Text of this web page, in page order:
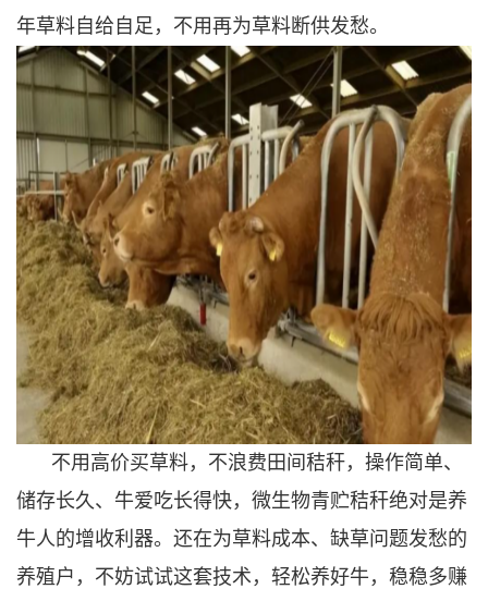
年草料自给自足，不用再为草料断供发愁。
不用高价买草料，不浪费田间秸秆，操作简单、
储存长久、牛爱吃长得快，微生物青贮秸秆绝对是养
牛人的增收利器。还在为草料成本、缺草问题发愁的
养殖户，不妨试试这套技术，轻松养好牛，稳稳多赚